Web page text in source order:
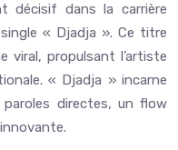
décisif dans la carrière
« Djadja ». Ce titre
viral, propulsant l’artiste
« Djadja » incarne
directes, un flow